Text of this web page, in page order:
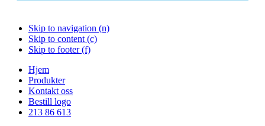
Skip to navigation (n)
Skip to content (c)
Skip to footer (f)
Hjem
Produkter
Kontakt oss
Bestill logo
213 86 613